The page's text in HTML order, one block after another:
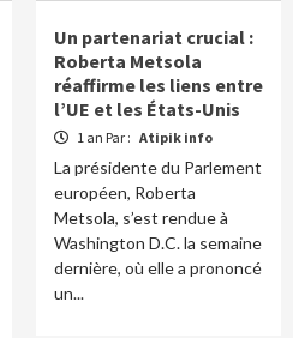
Un partenariat crucial :
Roberta Metsola
réaffirme les liens entre
l’UE et les États-Unis
1 an Par : Atipik info
La présidente du Parlement
européen, Roberta
Metsola, s’est rendue à
Washington D.C. la semaine
dernière, où elle a prononcé
un...